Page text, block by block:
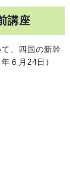
講座
、四国の新幹
６月24日）